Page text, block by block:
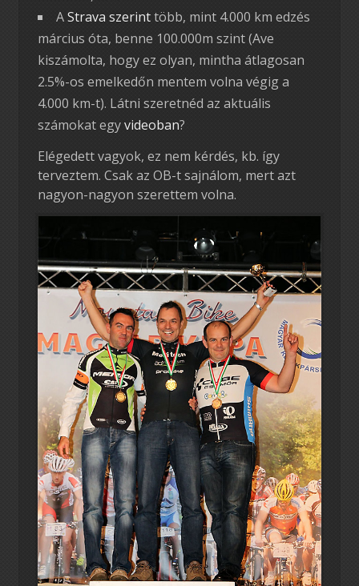
AStrava szerinttöbb, mint 4.000 km edzés
március óta, benne 100.000m szint (Ave
kiszámolta, hogy ez olyan, mintha átlagosan
2.5%-os emelkedőn mentem volna végig a
4.000 km-t). Látni szeretnéd az aktuális
számokat egyvideoban?
Elégedett vagyok, ez nem kérdés, kb. így
terveztem. Csak az OB-t sajnálom, mert azt
nagyon-nagyon szerettem volna.